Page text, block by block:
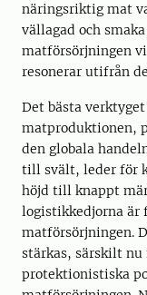
näringsriktig mat
vällagad och
matförsörjningen
resonerar utifrån
Det bästa
matproduktionen,
den globala
till svält, leder för
höjd till knappt
logistikkedjorna är
matförsörjningen.
stärkas, särskilt
protektionistiska